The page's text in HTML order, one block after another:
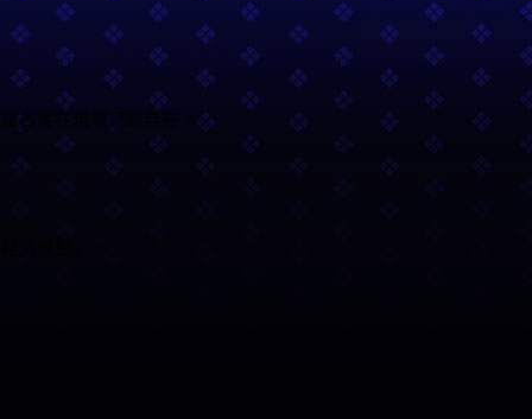
賓客在現場感到自在。